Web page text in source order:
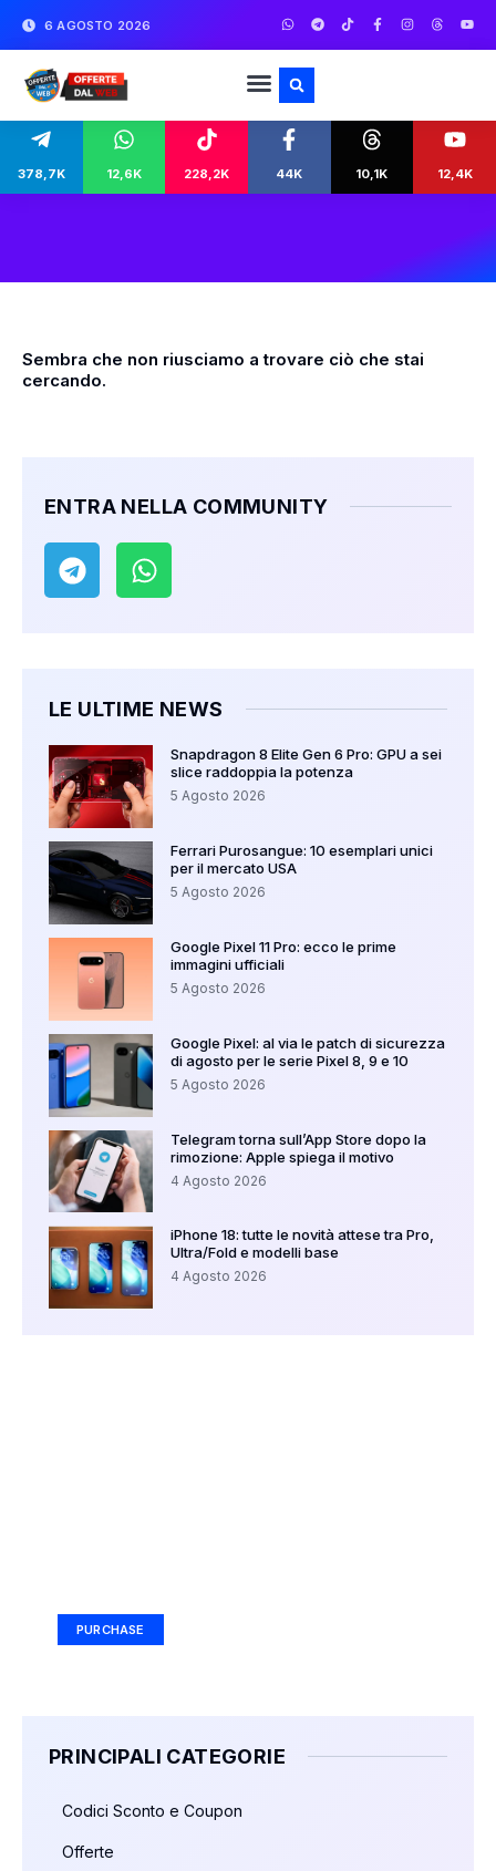
6 AGOSTO 2026
378,7K 12,6K 228,2K 44K 10,1K 12,4K
Sembra che non riusciamo a trovare ciò che stai
cercando.
ENTRA NELLA COMMUNITY
LE ULTIME NEWS
Snapdragon 8 Elite Gen 6 Pro: GPU a sei
slice raddoppia la potenza
5 Agosto 2026
Ferrari Purosangue: 10 esemplari unici
per il mercato USA
5 Agosto 2026
Google Pixel 11 Pro: ecco le prime
immagini ufficiali
5 Agosto 2026
Google Pixel: al via le patch di sicurezza
di agosto per le serie Pixel 8, 9 e 10
5 Agosto 2026
Telegram torna sull’App Store dopo la
rimozione: Apple spiega il motivo
4 Agosto 2026
iPhone 18: tutte le novità attese tra Pro,
Ultra/Fold e modelli base
4 Agosto 2026
PURCHASE
PRINCIPALI CATEGORIE
Codici Sconto e Coupon
Offerte